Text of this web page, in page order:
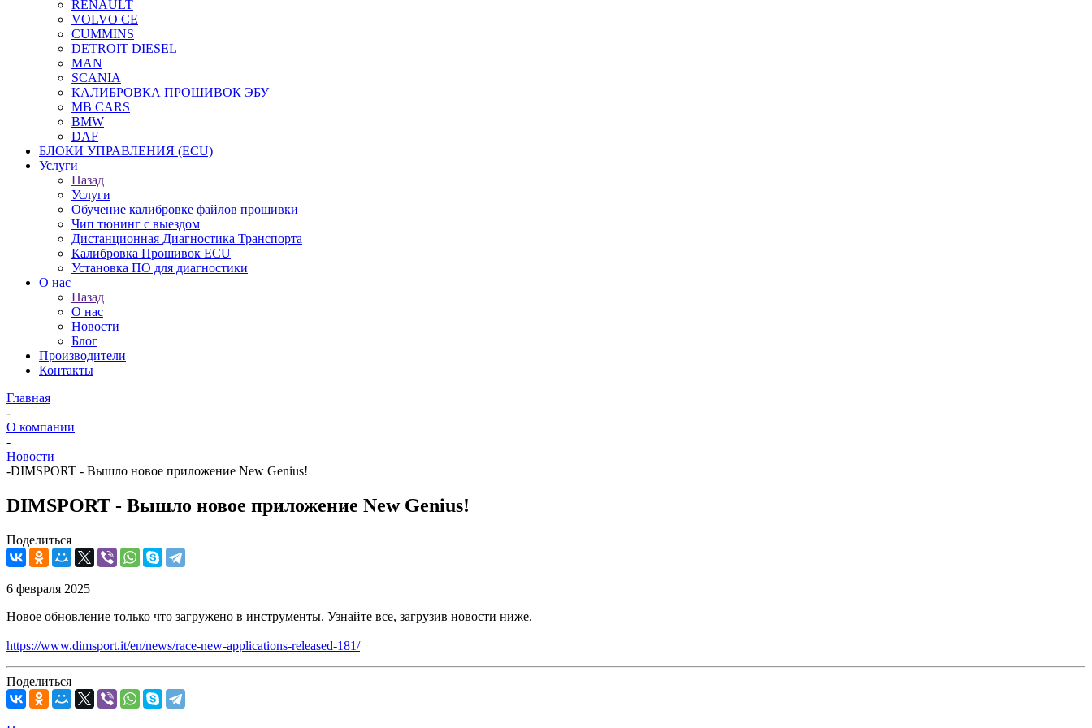
RENAULT
VOLVO CE
CUMMINS
DETROIT DIESEL
MAN
SCANIA
КАЛИБРОВКА ПРОШИВОК ЭБУ
MB CARS
BMW
DAF
БЛОКИ УПРАВЛЕНИЯ (ECU)
Услуги
Назад
Услуги
Обучение калибровке файлов прошивки
Чип тюнинг с выездом
Дистанционная Диагностика Транспорта
Калибровка Прошивок ECU
Установка ПО для диагностики
О нас
Назад
О нас
Новости
Блог
Производители
Контакты
Главная
-
О компании
-
Новости
-DIMSPORT - Вышло новое приложение New Genius!
DIMSPORT - Вышло новое приложение New Genius!
Поделиться
6 февраля 2025
Новое обновление только что загружено в инструменты. Узнайте все, загрузив новости ниже.
https://www.dimsport.it/en/news/race-new-applications-released-181/
Поделиться